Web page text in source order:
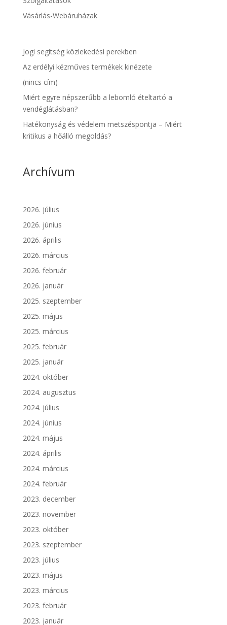
Vásárlás-Webáruházak
Jogi segítség közlekedési perekben
Az erdélyi kézműves termékek kinézete
(nincs cím)
Miért egyre népszerűbb a lebomló ételtartó a
vendéglátásban?
Hatékonyság és védelem metszéspontja – Miért
kritikus a hőálló megoldás?
Archívum
2026. július
2026. június
2026. április
2026. március
2026. február
2026. január
2025. szeptember
2025. május
2025. március
2025. február
2025. január
2024. október
2024. augusztus
2024. július
2024. június
2024. május
2024. április
2024. március
2024. február
2023. december
2023. november
2023. október
2023. szeptember
2023. július
2023. május
2023. március
2023. február
2023. január